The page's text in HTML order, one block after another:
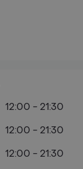
12:00 - 21:30
12:00 - 21:30
12:00 - 21:30